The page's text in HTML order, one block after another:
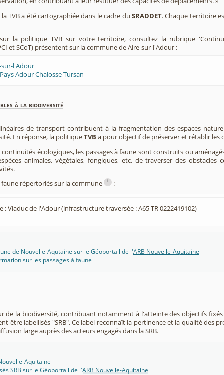
TVB a été cartographiée dans le cadre du SRADDET. Chaque territoire
la politique TVB sur votre territoire, consultez la rubrique
et SCoT) présentent sur la commune de Aire-sur-l'Adour :
sur-l'Adour
Adour Chalosse Tursan
à la biodiversité
de transport contribuent à la fragmentation des espaces
En réponse, la politiqueTVB a pour objectif de préserver et rétablir les
écologiques, les passages à faune sont construits ou
animales, végétales, fongiques, etc. de traverser des
faune répertoriés sur la commune
i :
: Viaduc de l'Adour (infrastructure traversée : A65 TR 0222419102)
de Nouvelle-Aqutaine sur le Géoportail de l'ARB Nouvelle-Aquitaine
sur les passages à faune
de la biodiversité, contribuant notamment à l'atteinte des objectifs fixés
être labellisés "SRB". Ce label reconnaît la pertinence et la qualité des
large auprès des acteurs engagés dans la SRB.
Aquitaine
SRB sur le Géoportail de l'ARB Nouvelle-Aquitaine